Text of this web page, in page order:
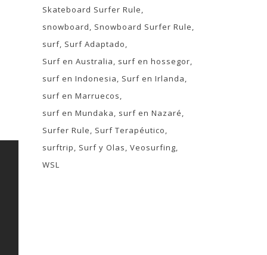
Skateboard Surfer Rule
snowboard
Snowboard Surfer Rule
surf Surf Adaptado
Surf en Australia
surf en hossegor
surf en Indonesia
Surf en Irlanda
surf en Marruecos
surf en Mundaka
surf en Nazaré
Surfer Rule
Surf Terapéutico
surftrip
Surf y Olas Veosurfing
WSL